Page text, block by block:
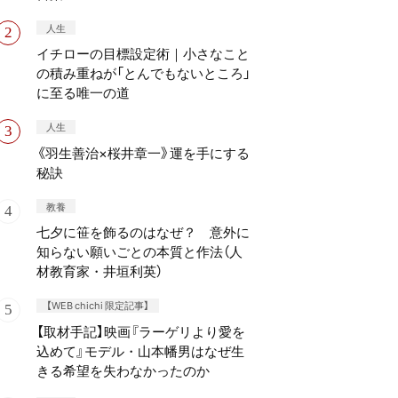
人生
イチローの目標設定術｜小さなこと
の積み重ねが「とんでもないところ」
に至る唯一の道
人生
《羽生善治×桜井章一》運を手にする
秘訣
教養
七夕に笹を飾るのはなぜ？ 意外に
知らない願いごとの本質と作法（人
材教育家・井垣利英）
【WEB chichi 限定記事】
【取材手記】映画『ラーゲリより愛を
込めて』モデル・山本幡男はなぜ生
きる希望を失わなかったのか